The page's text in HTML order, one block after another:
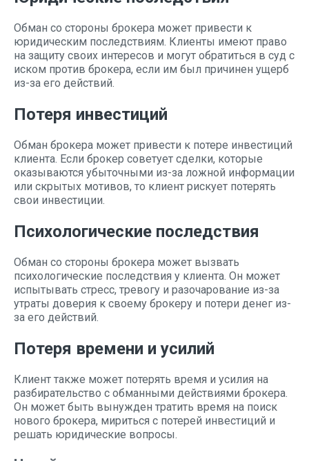
Обман со стороны брокера может привести к
юридическим последствиям. Клиенты имеют право
на защиту своих интересов и могут обратиться в суд с
иском против брокера, если им был причинен ущерб
из-за его действий.
Потеря инвестиций
Обман брокера может привести к потере инвестиций
клиента. Если брокер советует сделки, которые
оказываются убыточными из-за ложной информации
или скрытых мотивов, то клиент рискует потерять
свои инвестиции.
Психологические последствия
Обман со стороны брокера может вызвать
психологические последствия у клиента. Он может
испытывать стресс, тревогу и разочарование из-за
утраты доверия к своему брокеру и потери денег из-
за его действий.
Потеря времени и усилий
Клиент также может потерять время и усилия на
разбирательство с обманными действиями брокера.
Он может быть вынужден тратить время на поиск
нового брокера, мириться с потерей инвестиций и
решать юридические вопросы.